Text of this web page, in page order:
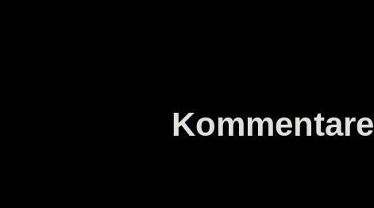
Kommentare